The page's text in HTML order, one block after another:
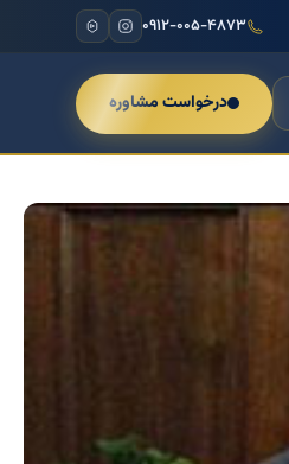
۰۹۱۲-۰۰۵-۴۸۷۳
درخواست مشاوره